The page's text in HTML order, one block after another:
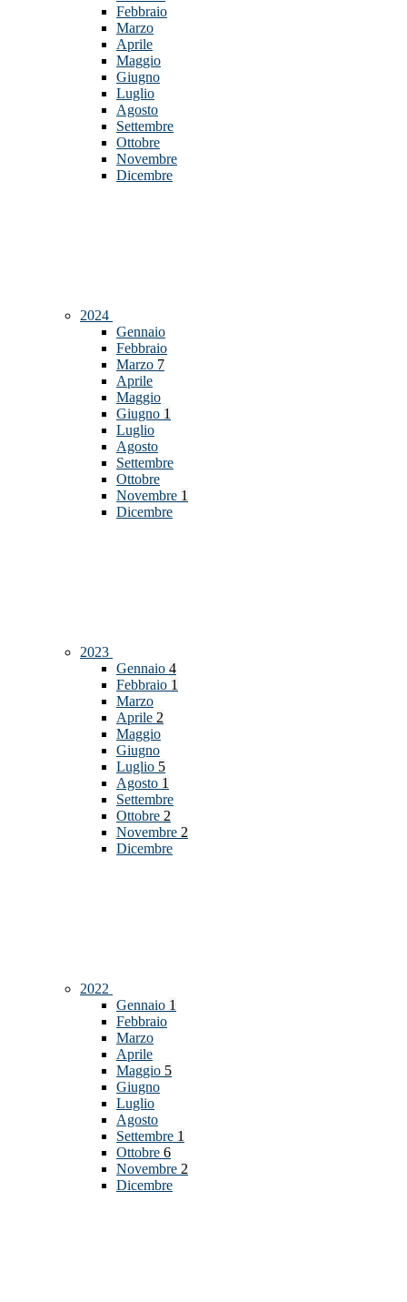
Febbraio
Marzo
Aprile
Maggio
Giugno
Luglio
Agosto
Settembre
Ottobre
Novembre
Dicembre
2024
Gennaio
Febbraio
Marzo 7
Aprile
Maggio
Giugno 1
Luglio
Agosto
Settembre
Ottobre
Novembre 1
Dicembre
2023
Gennaio 4
Febbraio 1
Marzo
Aprile 2
Maggio
Giugno
Luglio 5
Agosto 1
Settembre
Ottobre 2
Novembre 2
Dicembre
2022
Gennaio 1
Febbraio
Marzo
Aprile
Maggio 5
Giugno
Luglio
Agosto
Settembre 1
Ottobre 6
Novembre 2
Dicembre